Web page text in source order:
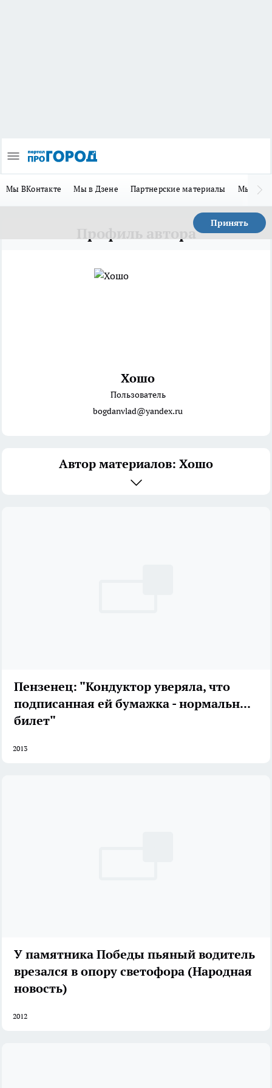
Мы ВКонтакте Мы в Дзене Партнерские материалы Мы в
Принять
Профиль автора
Хошо
Пользователь
bogdanvlad@yandex.ru
Автор материалов: Хошо
Пензенец: "Кондуктор уверяла, что
подписанная ей бумажка - нормальный
билет"
2013
У памятника Победы пьяный водитель
врезался в опору светофора (Народная
новость)
2012